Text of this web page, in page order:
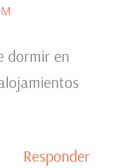
dormir en
Responder